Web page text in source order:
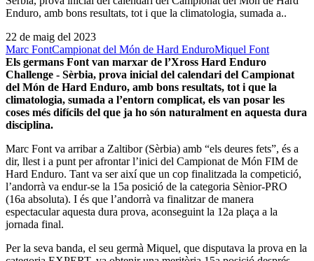
Enduro, amb bons resultats, tot i que la climatologia, sumada a..
22 de maig del 2023
Marc FontCampionat del Món de Hard EnduroMiquel Font
Els germans Font van marxar de l’Xross Hard Enduro
Challenge - Sèrbia, prova inicial del calendari del Campionat
del Món de Hard Enduro, amb bons resultats, tot i que la
climatologia, sumada a l’entorn complicat, els van posar les
coses més difícils del que ja ho són naturalment en aquesta dura
disciplina.
Marc Font va arribar a Zaltibor (Sèrbia) amb “els deures fets”, és a
dir, llest i a punt per afrontar l’inici del Campionat de Món FIM de
Hard Enduro. Tant va ser així que un cop finalitzada la competició,
l’andorrà va endur-se la 15a posició de la categoria Sènior-PRO
(16a absoluta). I és que l’andorrà va finalitzar de manera
espectacular aquesta dura prova, aconseguint la 12a plaça a la
jornada final.
Per la seva banda, el seu germà Miquel, que disputava la prova en la